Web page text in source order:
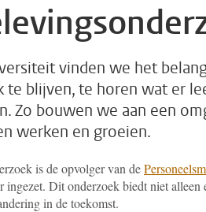
vinden we het
te blijven, te horen wat er
Zo bouwen we aan een
werken en groeien.
is de opvolger van de
ingezet. Dit onderzoek biedt niet alleen
in de toekomst.